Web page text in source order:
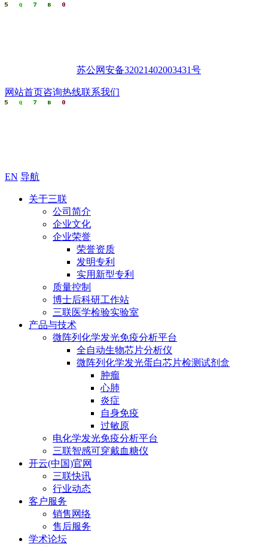
苏公网安备32021402003431号
网站首页咨询热线联系我们
EN 导航
关于三联
公司简介
企业文化
企业荣誉
荣誉资质
发明专利
实用新型专利
质量控制
博士后科研工作站
三联医学检验实验室
产品与技术
微阵列化学发光免疫分析平台
全自动生物芯片分析仪
微阵列化学发光蛋白芯片检测试剂盒
肿瘤
心肺
炎症
自身免疫
过敏原
电化学发光免疫分析平台
三联智感可穿戴血糖仪
开云(中国)官网
三联快讯
行业动态
客户服务
销售网络
售后服务
学术论坛